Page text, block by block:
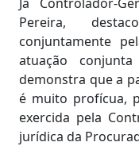
Pereira,
conjuntamente
atuação
demonstra que a
é muito profícua,
exercida pela
jurídica da